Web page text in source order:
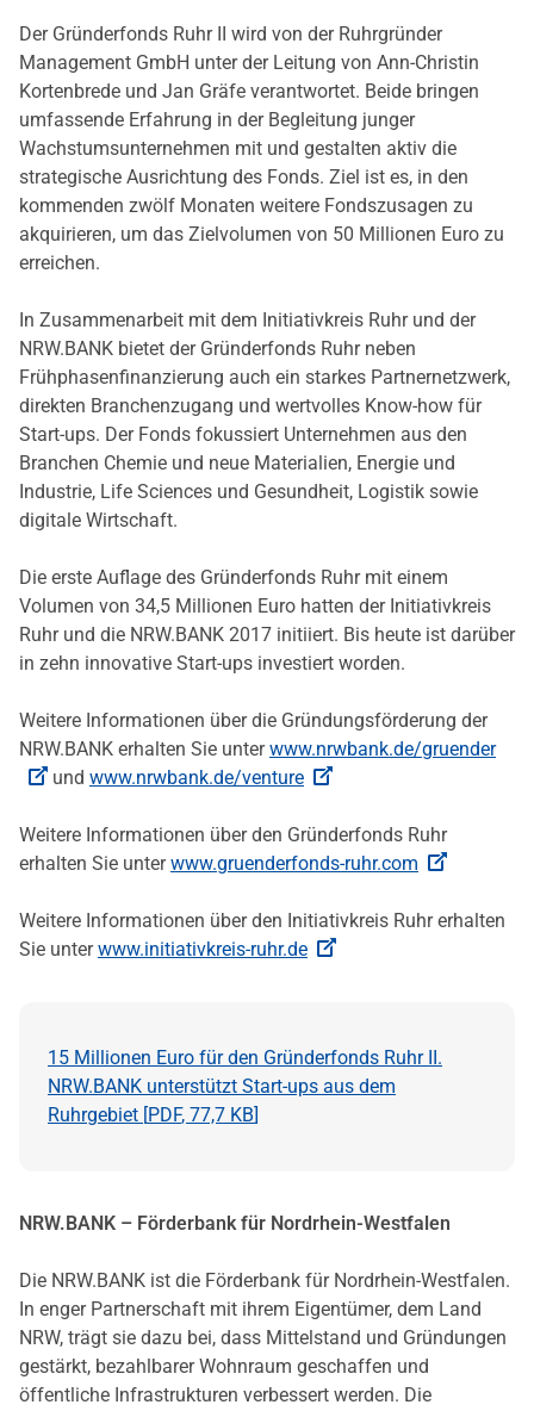
Der Gründerfonds Ruhr II wird von der Ruhrgründer
Management GmbH unter der Leitung von Ann-Christin
Kortenbrede und Jan Gräfe verantwortet. Beide bringen
umfassende Erfahrung in der Begleitung junger
Wachstumsunternehmen mit und gestalten aktiv die
strategische Ausrichtung des Fonds. Ziel ist es, in den
kommenden zwölf Monaten weitere Fondszusagen zu
akquirieren, um das Zielvolumen von 50 Millionen Euro zu
erreichen.
In Zusammenarbeit mit dem Initiativkreis Ruhr und der
NRW.BANK bietet der Gründerfonds Ruhr neben
Frühphasenfinanzierung auch ein starkes Partnernetzwerk,
direkten Branchenzugang und wertvolles Know-how für
Start-ups. Der Fonds fokussiert Unternehmen aus den
Branchen Chemie und neue Materialien, Energie und
Industrie, Life Sciences und Gesundheit, Logistik sowie
digitale Wirtschaft.
Die erste Auflage des Gründerfonds Ruhr mit einem
Volumen von 34,5 Millionen Euro hatten der Initiativkreis
Ruhr und die NRW.BANK 2017 initiiert. Bis heute ist darüber
in zehn innovative Start-ups investiert worden.
Weitere Informationen über die Gründungsförderung der
NRW.BANK erhalten Sie unterwww.nrwbank.de/gruender
und www.nrwbank.de/venture
Weitere Informationen über den Gründerfonds Ruhr
erhalten Sie unterwww.gruenderfonds-ruhr.com
Weitere Informationen über den Initiativkreis Ruhr erhalten
Sie unterwww.initiativkreis-ruhr.de
15 Millionen Euro für den Gründerfonds Ruhr II.
NRW.BANK unterstützt Start-ups aus dem
Ruhrgebiet [PDF, 77,7 KB]
NRW.BANK – Förderbank für Nordrhein-Westfalen
Die NRW.BANK ist die Förderbank für Nordrhein-Westfalen.
In enger Partnerschaft mit ihrem Eigentümer, dem Land
NRW, trägt sie dazu bei, dass Mittelstand und Gründungen
gestärkt, bezahlbarer Wohnraum geschaffen und
öffentliche Infrastrukturen verbessert werden. Die